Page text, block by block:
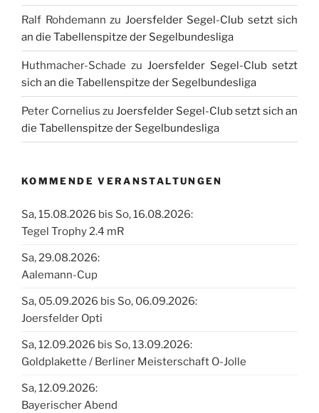
Ralf Rohdemann zu Joersfelder Segel-Club setzt sich
an die Tabellenspitze der Segelbundesliga
Huthmacher-Schade zu Joersfelder Segel-Club setzt
sich an die Tabellenspitze der Segelbundesliga
Peter Cornelius zu Joersfelder Segel-Club setzt sich an
die Tabellenspitze der Segelbundesliga
KOMMENDE VERANSTALTUNGEN
Sa, 15.08.2026 bis So, 16.08.2026:
Tegel Trophy 2.4 mR
Sa, 29.08.2026:
Aalemann-Cup
Sa, 05.09.2026 bis So, 06.09.2026:
Joersfelder Opti
Sa, 12.09.2026 bis So, 13.09.2026:
Goldplakette / Berliner Meisterschaft O-Jolle
Sa, 12.09.2026:
Bayerischer Abend